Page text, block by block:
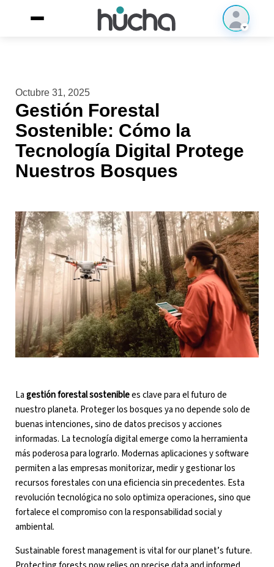
Octubre 31, 2025
Gestión Forestal
Sostenible: Cómo la
Tecnología Digital Protege
Nuestros Bosques
Lagestión forestal sosteniblees clave para el futuro de
nuestro planeta. Proteger los bosques ya no depende solo de
buenas intenciones, sino de datos precisos y acciones
informadas. La tecnología digital emerge como la herramienta
más poderosa para lograrlo. Modernas aplicaciones y software
permiten a las empresas monitorizar, medir y gestionar los
recursos forestales con una eficiencia sin precedentes. Esta
revolución tecnológica no solo optimiza operaciones, sino que
fortalece el compromiso con la responsabilidad social y
ambiental.
Sustainable forest management is vital for our planet’s future.